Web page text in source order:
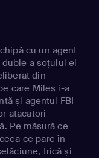
cu un agent
a soțului ei
din
care Miles i-a
și agentul FBI
atacatori
Pe măsură ce
ce pare în
frică și